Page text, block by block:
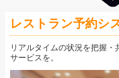
レストラン予約シ
リアルタイムの状況を把握
サービスを。